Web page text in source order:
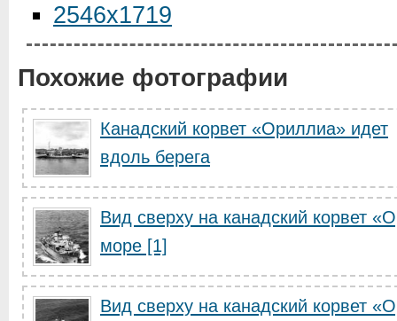
2546x1719
Похожие фотографии
Канадский корвет «Ориллиа» идет
вдоль берега
Вид сверху на канадский корвет
море [1]
Вид сверху на канадский корвет